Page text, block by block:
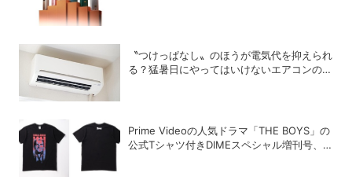
〝つけっぱなし〟のほうが電気代を抑えられ
る？猛暑日にやってはいけないエアコンの使
Prime Videoの人気ドラマ「THE BOYS」の
公式Tシャツ付きDIMEスペシャル増刊号、